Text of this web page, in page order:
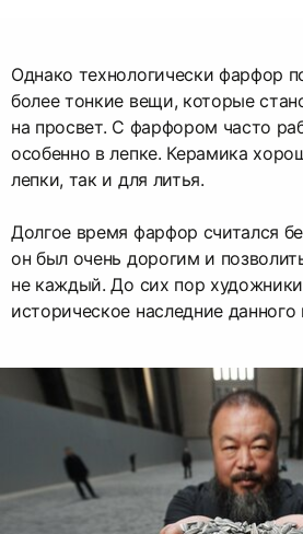
Однако технологически фарфор
более тонкие вещи, которые
на просвет. С фарфором часто
особенно в лепке. Керамика
лепки, так и для литья.
Долгое время фарфор считался
он был очень дорогим и
не каждый. До сих пор
историческое наследние данного